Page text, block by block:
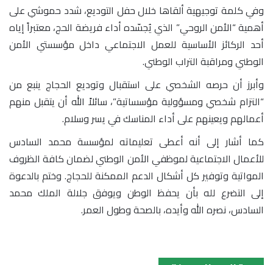
وفي كلمة توجيهية ألقاها خلال حفل التوديع، شدد حموشي على
أهمية “الأمن الروحي” الذي يُجسّده أداء فريضة الحج، معتبراً إياه
أحد الركائز الأساسية للعمل الاجتماعي داخل مؤسستي الأمن
الوطني ومراقبة التراب الوطني.
وأبرز أن حرصه الشخصي على استقبال وتوديع الحجاج ينبع من
“التزام شخصي ومسؤولية مؤسساتية”، سائلاً الله أن يتقبل منهم
أعمالهم ويعينهم على أداء المناسك في يسر وسلام.
كما أشار إلى أنه أعطى تعليماته لمؤسسة محمد السادس
للأعمال الاجتماعية لموظفي الأمن الوطني لضمان كافة الظروف
المواتية وتوفير كل أشكال الدعم الممكنة للحجاج. وختم بالدعوة
إلى التضرع لله بأن يحفظ الوطن ويوفق جلالة الملك محمد
السادس، نصره الله وأيده، بالصحة وطول العمر.